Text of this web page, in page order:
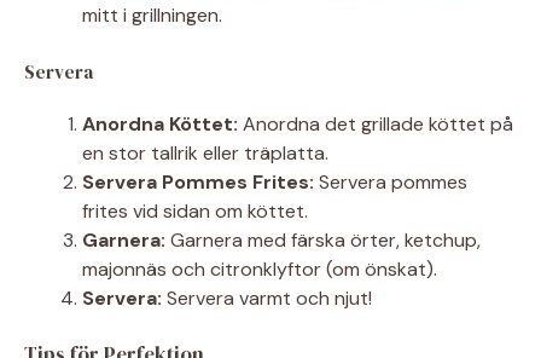
mitt i grillningen.
Servera
Anordna Köttet: Anordna det grillade köttet på
en stor tallrik eller träplatta.
Servera Pommes Frites: Servera pommes
frites vid sidan om köttet.
Garnera: Garnera med färska örter, ketchup,
majonnäs och citronklyftor (om önskat).
Servera: Servera varmt och njut!